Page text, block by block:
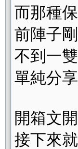
而那種
前陣子
不到一
單純分
開箱文
接下來